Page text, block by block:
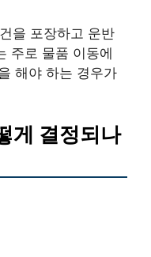
을 포장하고 운반
주로 물품 이동에
해야 하는 경우가
게 결정되나